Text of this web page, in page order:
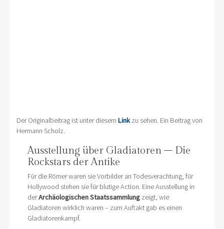
Der Originalbeitrag ist unter diesem Linkzu sehen. Ein Beitrag von
Hermann Scholz.
Ausstellung über Gladiatoren – Die
Rockstars der Antike
Für die Römer waren sie Vorbilder an Todesverachtung, für
Hollywood stehen sie für blutige Action. Eine Ausstellung in
derArchäologischen Staatssammlungzeigt, wie
Gladiatoren wirklich waren – zum Auftakt gab es einen
Gladiatorenkampf.